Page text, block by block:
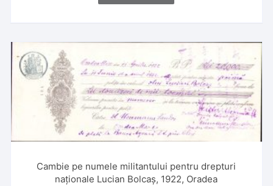
Cambie pe numele militantului pentru drepturi
naționale Lucian Bolcaș, 1922, Oradea